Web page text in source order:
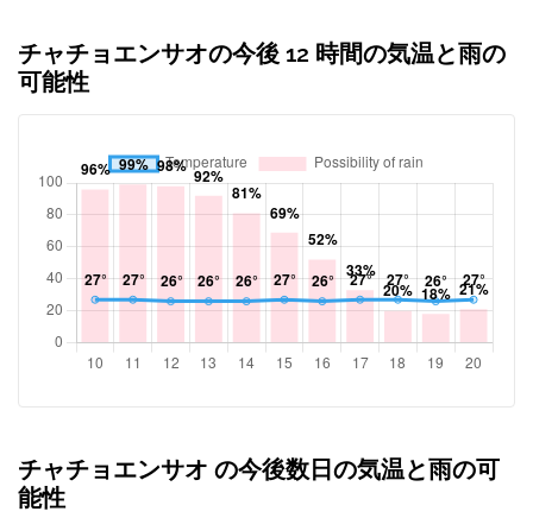
チャチョエンサオの今後 12 時間の気温と雨の
可能性
チャチョエンサオ の今後数日の気温と雨の可
能性